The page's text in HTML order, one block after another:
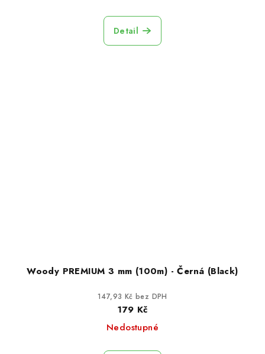
Detail
Woody PREMIUM 3 mm (100m) - Černá (Black)
147,93 Kč bez DPH
179 Kč
Nedostupné